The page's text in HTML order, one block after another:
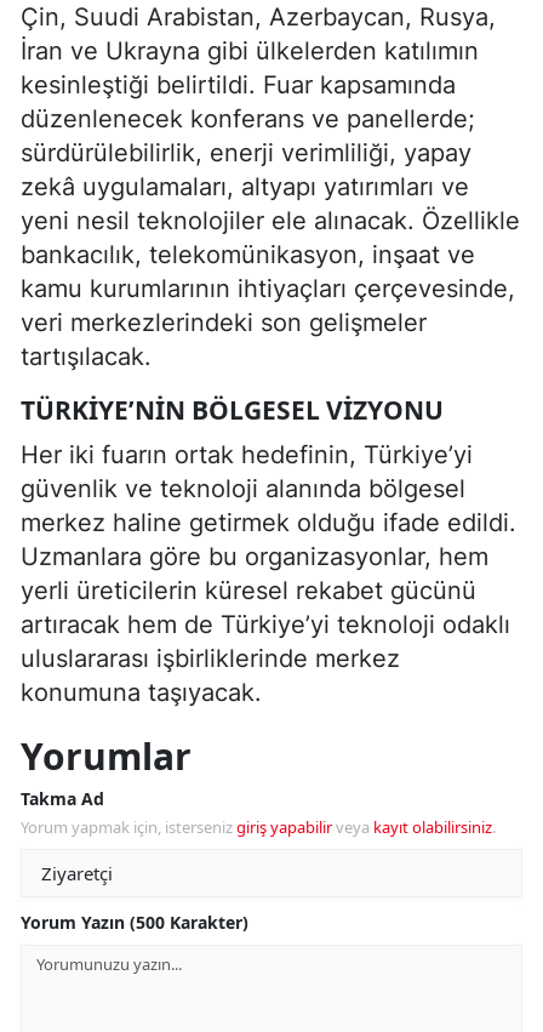
Çin, Suudi Arabistan, Azerbaycan, Rusya,
İran ve Ukrayna gibi ülkelerden katılımın
kesinleştiği belirtildi. Fuar kapsamında
düzenlenecek konferans ve panellerde;
sürdürülebilirlik, enerji verimliliği, yapay
zekâ uygulamaları, altyapı yatırımları ve
yeni nesil teknolojiler ele alınacak. Özellikle
bankacılık, telekomünikasyon, inşaat ve
kamu kurumlarının ihtiyaçları çerçevesinde,
veri merkezlerindeki son gelişmeler
tartışılacak.
TÜRKIYE’NIN BÖLGESEL VIZYONU
Her iki fuarın ortak hedefinin, Türkiye’yi
güvenlik ve teknoloji alanında bölgesel
merkez haline getirmek olduğu ifade edildi.
Uzmanlara göre bu organizasyonlar, hem
yerli üreticilerin küresel rekabet gücünü
artıracak hem de Türkiye’yi teknoloji odaklı
uluslararası işbirliklerinde merkez
konumuna taşıyacak.
Yorumlar
Takma Ad
Yorum yapmak için, istersenizgiriş yapabilirveya kayıt olabilirsiniz.
Yorum Yazın (500 Karakter)